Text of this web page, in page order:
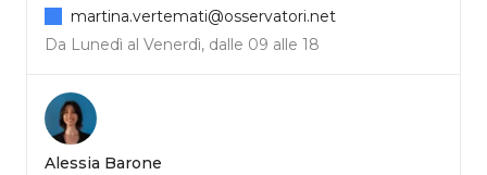
Da Lunedì al Venerdì, dalle 09 alle 18
martina.vertemati@osservatori.net
Alessia Barone